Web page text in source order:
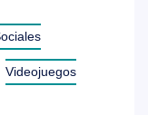
Videojuegos